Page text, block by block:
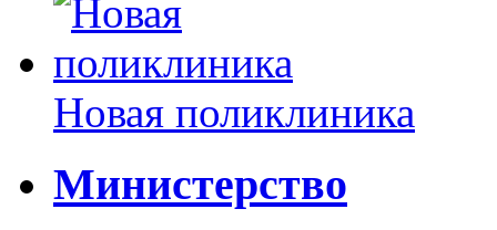
Новая поликлиника
Министерство